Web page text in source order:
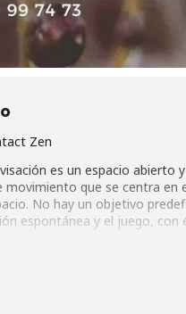
Zen
es un espacio abierto
movimiento que se centra
No hay un objetivo
espontánea y el juego,